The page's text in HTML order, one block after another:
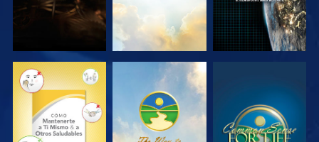
VE VE VE